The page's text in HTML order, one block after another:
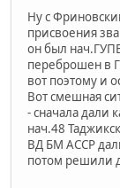
Ну с
присвоения
он был
переброшен в
вот поэтому и
Вот смешная
- сначала дали
нач.48
ВД БМ АССР
потом решили